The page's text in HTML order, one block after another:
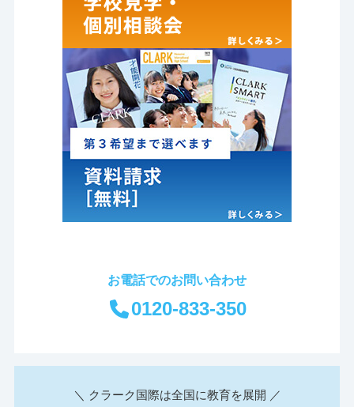
お電話でのお問い合わせ
0120-833-350
＼ クラーク国際は全国に教育を展開 ／